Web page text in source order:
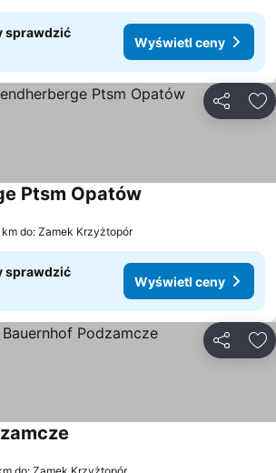
sprawdzić
Wyświetl ceny
Ptsm Opatów
km do: Zamek Krzyżtopór
sprawdzić
Wyświetl ceny